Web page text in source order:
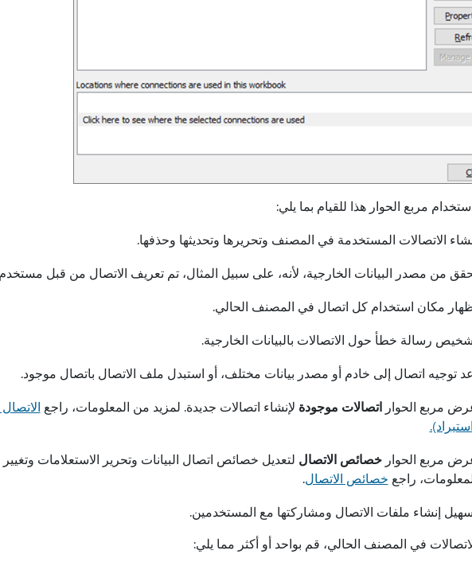
مربع الحوار هذا للقيام بما يلي:
الاتصالات المستخدمة في المصنف وتحريرها وتحديثها وحذفها.
من مصدر البيانات الخارجية، لأنه، على سبيل المثال، تم تعريف الاتصال من قبل
مكان استخدام كل اتصال في المصنف الحالي.
رسالة خطأ حول الاتصالات بالبيانات الخارجية.
توجيه اتصال إلى خادم أو مصدر بيانات مختلف، أو استبدل ملف الاتصال باتصال موجود.
مربع الحواراتصالات موجودة لإنشاء اتصالات جديدة. لمزيد من المعلومات، راجع الاتصال
مربع الحوارخصائص الاتصال لتعديل خصائص اتصال البيانات وتحرير الاستعلامات
راجع خصائص الاتصال.
إنشاء ملفات الاتصال ومشاركتها مع المستخدمين.
في المصنف الحالي، قم بواحد أو أكثر مما يلي: